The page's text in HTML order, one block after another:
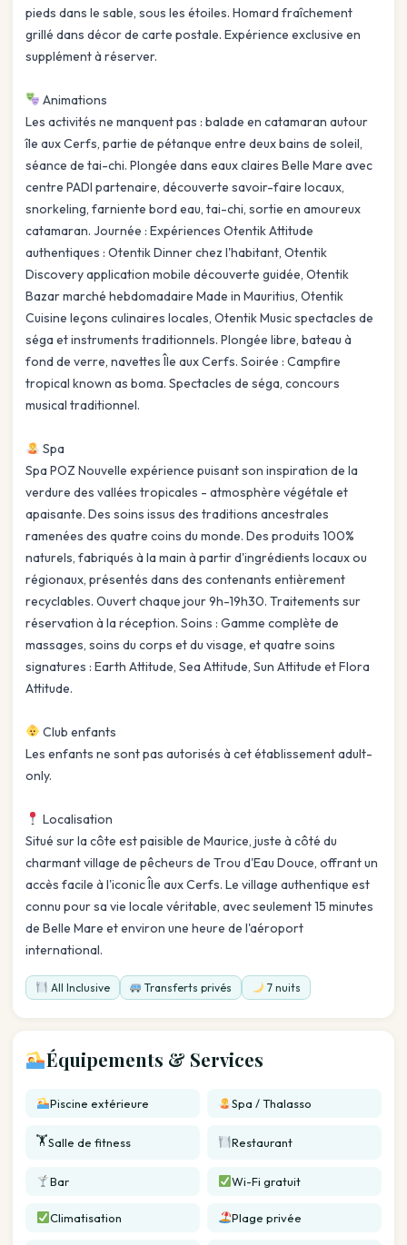
pieds dans le sable, sous les étoiles. Homard fraîchement
grillé dans décor de carte postale. Expérience exclusive en
supplément à réserver.
Animations
Les activités ne manquent pas : balade en catamaran autour
île aux Cerfs, partie de pétanque entre deux bains de soleil,
séance de tai-chi. Plongée dans eaux claires Belle Mare avec
centre PADI partenaire, découverte savoir-faire locaux,
snorkeling, farniente bord eau, tai-chi, sortie en amoureux
catamaran. Journée : Expériences Otentik Attitude
authentiques : Otentik Dinner chez l'habitant, Otentik
Discovery application mobile découverte guidée, Otentik
Bazar marché hebdomadaire Made in Mauritius, Otentik
Cuisine leçons culinaires locales, Otentik Music spectacles de
séga et instruments traditionnels. Plongée libre, bateau à
fond de verre, navettes Île aux Cerfs. Soirée : Campfire
tropical known as boma. Spectacles de séga, concours
musical traditionnel.
Spa
Spa POZ Nouvelle expérience puisant son inspiration de la
verdure des vallées tropicales - atmosphère végétale et
apaisante. Des soins issus des traditions ancestrales
ramenées des quatre coins du monde. Des produits 100%
naturels, fabriqués à la main à partir d'ingrédients locaux ou
régionaux, présentés dans des contenants entièrement
recyclables. Ouvert chaque jour 9h-19h30. Traitements sur
réservation à la réception. Soins : Gamme complète de
massages, soins du corps et du visage, et quatre soins
signatures : Earth Attitude, Sea Attitude, Sun Attitude et Flora
Attitude.
Club enfants
Les enfants ne sont pas autorisés à cet établissement adult-
only.
Localisation
Situé sur la côte est paisible de Maurice, juste à côté du
charmant village de pêcheurs de Trou d'Eau Douce, offrant un
accès facile à l'iconic Île aux Cerfs. Le village authentique est
connu pour sa vie locale véritable, avec seulement 15 minutes
de Belle Mare et environ une heure de l'aéroport
international.
All Inclusive Transferts privés 7 nuits
Équipements & Services
Piscine extérieure Spa / Thalasso
🏋️Salle de fitness Restaurant
Bar Wi-Fi gratuit
Climatisation Plage privée